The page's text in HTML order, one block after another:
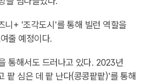
니+ '조각도시'를 통해 빌런 역할을
줄 예정이다.
통해서도 드러나고 있다. 2023년
팥 심은 데 팥 난다(콩콩팥팥)'를 통해